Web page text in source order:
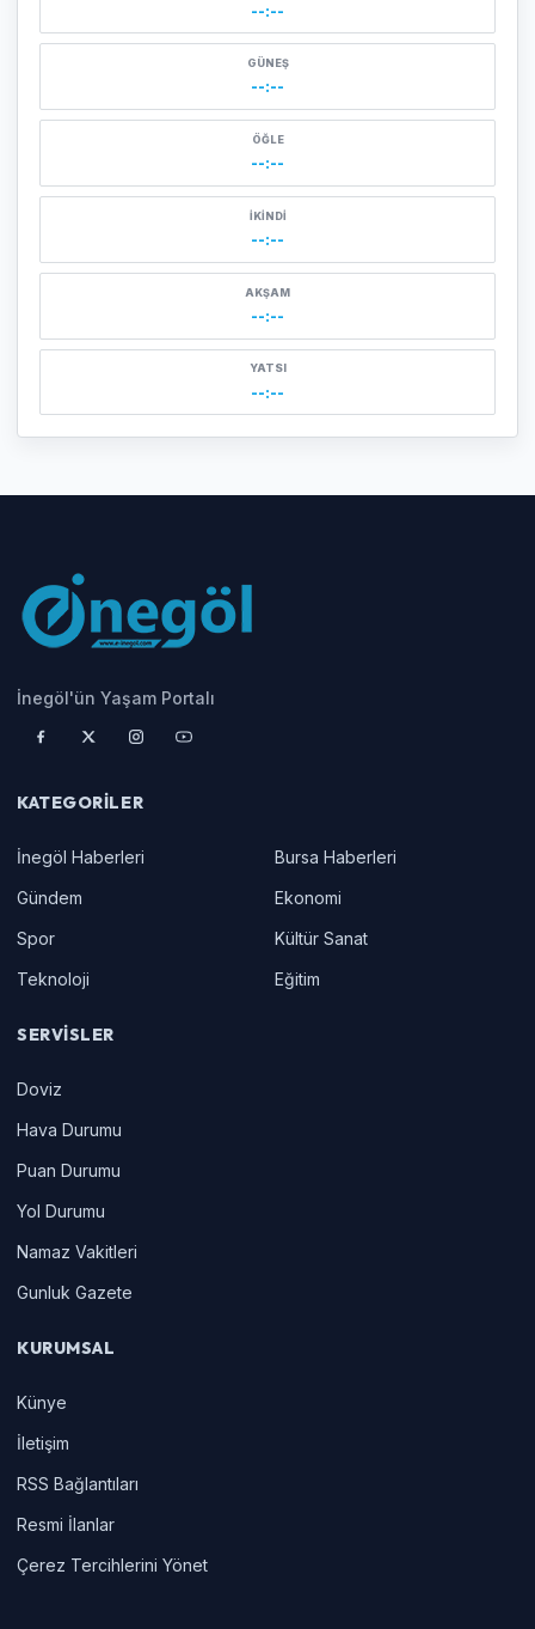
--:--
GÜNEŞ
--:--
ÖĞLE
--:--
İKINDI
--:--
AKŞAM
--:--
YATSI
--:--
İnegöl'ün Yaşam Portalı
KATEGORILER
İnegöl Haberleri
Bursa Haberleri
Gündem
Ekonomi
Spor
Kültür Sanat
Teknoloji
Eğitim
SERVISLER
Doviz
Hava Durumu
Puan Durumu
Yol Durumu
Namaz Vakitleri
Gunluk Gazete
KURUMSAL
Künye
İletişim
RSS Bağlantıları
Resmi İlanlar
Çerez Tercihlerini Yönet